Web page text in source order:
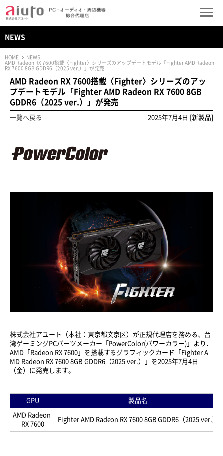
NEWS
HOME
NEWS
AMD Radeon RX 7600搭載〈Fighter〉シリーズのアップデートモデル「Fighter AMD Radeon
RX 7600 8GB GDDR6（2025 ver.）」が発売
AMD Radeon RX 7600搭載〈Fighter〉シリーズのアッ
プデートモデル「Fighter AMD Radeon RX 7600 8GB
GDDR6（2025 ver.）」が発売
一覧へ戻る 2025年7月4日 [新製品]
株式会社アユート（本社：東京都文京区）が正規代理店を務める、台
湾ゲーミングPCパーツメーカー「PowerColor(パワーカラー)」より、
AMD「Radeon RX 7600」を搭載するグラフィックカード「Fighter A
MD Radeon RX 7600 8GB GDDR6（2025 ver.）」を2025年7月4日
（金）に発売します。
GPU 製品名
AMD Radeon
RX 7600
Fighter AMD Radeon RX 7600 8GB GDDR6（2025 ver.）